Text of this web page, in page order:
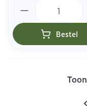
Bestel
Toon